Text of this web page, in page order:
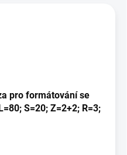
pro formátování se
S=20; Z=2+2; R=3;